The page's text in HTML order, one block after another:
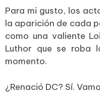
Para mi gusto, los
la aparición de cada
como una valiente
Luthor que se roba
momento.
¿Renació DC? Sí.